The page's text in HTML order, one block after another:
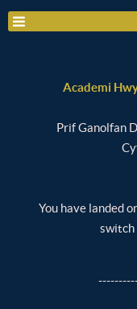
Academi
Prif Ganolfan
You have landed
switch